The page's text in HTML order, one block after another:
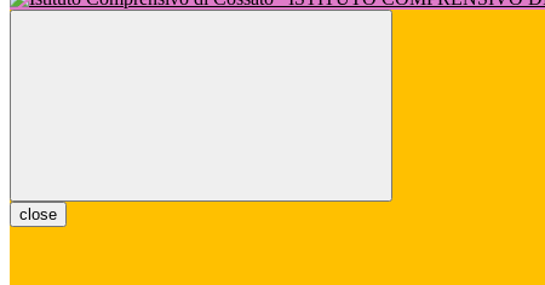
close